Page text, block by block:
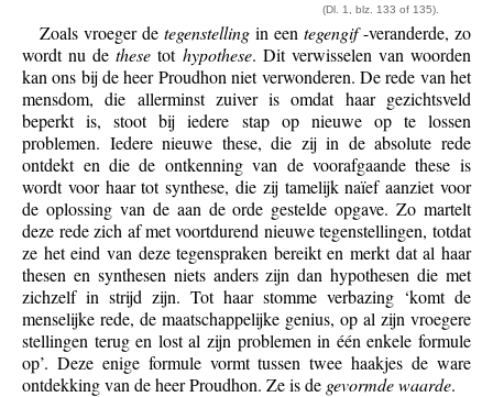
(Dl. 1, blz. 133 of 135).
Zoals vroeger detegenstelling in een tegengif-veranderde, zo
wordt nu dethese tot hypothese. Dit verwisselen van woorden
kan ons bij de heer Proudhon niet verwonderen. De rede van het
mensdom, die allerminst zuiver is omdat haar gezichtsveld
beperkt is, stoot bij iedere stap op nieuwe op te lossen
problemen. Iedere nieuwe these, die zij in de absolute rede
ontdekt en die de ontkenning van de voorafgaande these is
wordt voor haar tot synthese, die zij tamelijk naïef aanziet voor
de oplossing van de aan de orde gestelde opgave. Zo martelt
deze rede zich af met voortdurend nieuwe tegenstellingen, totdat
ze het eind van deze tegenspraken bereikt en merkt dat al haar
thesen en synthesen niets anders zijn dan hypothesen die met
zichzelf in strijd zijn. Tot haar stomme verbazing ‘komt de
menselijke rede, de maatschappelijke genius, op al zijn vroegere
stellingen terug en lost al zijn problemen in één enkele formule
op’. Deze enige formule vormt tussen twee haakjes de ware
ontdekking van de heer Proudhon. Ze is de gevormde waarde.